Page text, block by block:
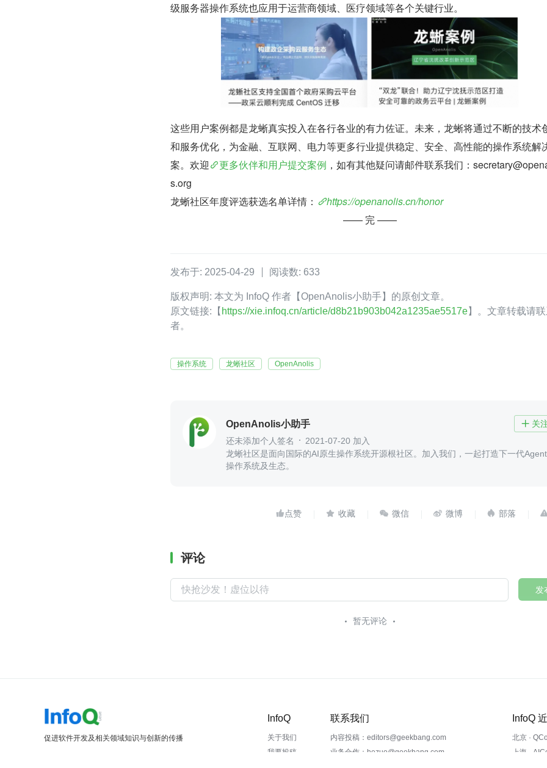
级服务器操作系统也应用于运营商领域、医疗领域等各个关键行业。
这些用户案例都是龙蜥真实投入在各行各业的有力佐证。未来，龙蜥将通过不断的技术
和服务优化，为金融、互联网、电力等更多行业提供稳定、安全、高性能的操作系统解
案。欢迎
更多伙伴和用户提交案例 ，如有其他疑问请邮件联系我们：
s.org
龙蜥社区年度评选获选名单详情：
https://openanolis.cn/honor
—— 完 ——
发布于: 2025-04-29 阅读数: 633
版权声明: 本文为 InfoQ 作者【OpenAnolis小助手】的原创文章。
原文链接:【 https://xie.infoq.cn/article/d8b21b903b042a1235ae5517e】。文章转载请
者。
操作系统 龙蜥社区 OpenAnolis
OpenAnolis小助手  关
还未添加个人签名
2021-07-20 加入
龙蜥社区是面向国际的AI原生操作系统开源根社区。加入我们，一起打造下一代
操作系统及生态。
    
评论
发
暂无评论
促进软件开发及相关领域知识与创新的传播
InfoQ
关于我们
我要投稿
联系我们
内容投稿：editors@geekbang.com
业务合作：hezuo@geekbang.com
InfoQ
北京 ·
上海 ·